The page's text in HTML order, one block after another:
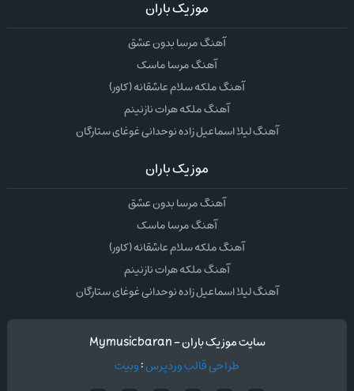
موزیک باران
آهنگ مرسا بدون عشق
آهنگ مرسا ماسک
آهنگ ملکه سلام عاشقانه (کاور)
آهنگ ملکه هرات نازنینم
آهنگ لیلا اسماعیل زاده نوحدانی غوغای ستارگان
موزیک باران
آهنگ مرسا بدون عشق
آهنگ مرسا ماسک
آهنگ ملکه سلام عاشقانه (کاور)
آهنگ ملکه هرات نازنینم
آهنگ لیلا اسماعیل زاده نوحدانی غوغای ستارگان
سایت موزیک باران - Mymusicbaran
طراحی قالب وردپرس:وبیت